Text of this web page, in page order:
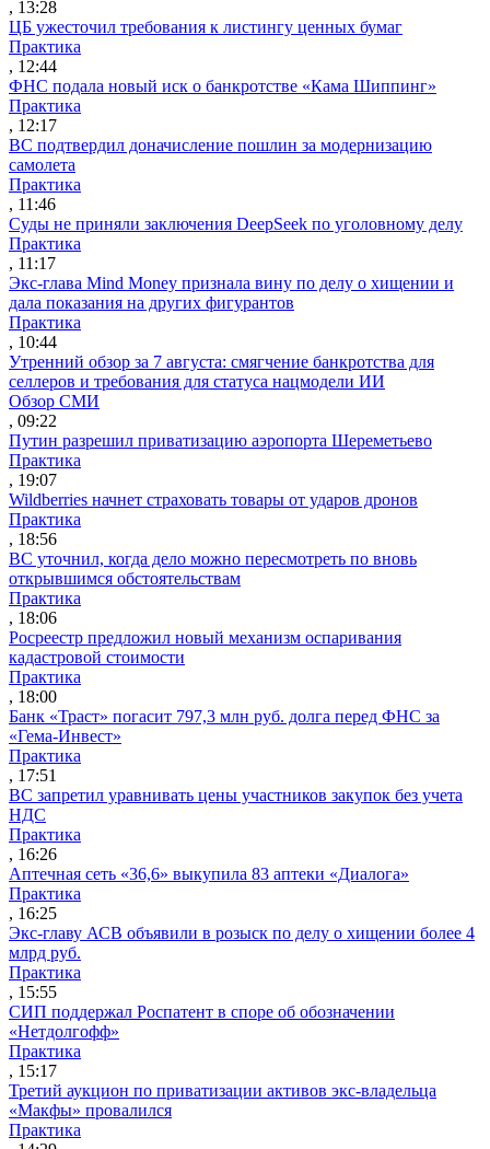
, 13:28
ЦБ ужесточил требования к листингу ценных бумаг
Практика
, 12:44
ФНС подала новый иск о банкротстве «Кама Шиппинг»
Практика
, 12:17
ВС подтвердил доначисление пошлин за модернизацию
самолета
Практика
, 11:46
Суды не приняли заключения DeepSeek по уголовному делу
Практика
, 11:17
Экс-глава Mind Money признала вину по делу о хищении и
дала показания на других фигурантов
Практика
, 10:44
Утренний обзор за 7 августа: смягчение банкротства для
селлеров и требования для статуса нацмодели ИИ
Обзор СМИ
, 09:22
Путин разрешил приватизацию аэропорта Шереметьево
Практика
, 19:07
Wildberries начнет страховать товары от ударов дронов
Практика
, 18:56
ВС уточнил, когда дело можно пересмотреть по вновь
открывшимся обстоятельствам
Практика
, 18:06
Росреестр предложил новый механизм оспаривания
кадастровой стоимости
Практика
, 18:00
Банк «Траст» погасит 797,3 млн руб. долга перед ФНС за
«Гема-Инвест»
Практика
, 17:51
ВС запретил уравнивать цены участников закупок без учета
НДС
Практика
, 16:26
Аптечная сеть «36,6» выкупила 83 аптеки «Диалога»
Практика
, 16:25
Экс-главу АСВ объявили в розыск по делу о хищении более 4
млрд руб.
Практика
, 15:55
СИП поддержал Роспатент в споре об обозначении
«Нетдолгофф»
Практика
, 15:17
Третий аукцион по приватизации активов экс-владельца
«Макфы» провалился
Практика